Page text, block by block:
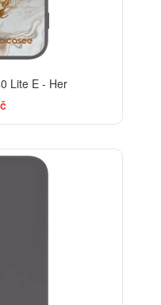
Lite E - Her